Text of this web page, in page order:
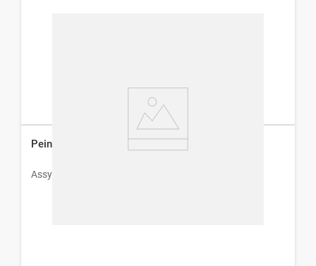
Peine Pediculicida Assy
Assy